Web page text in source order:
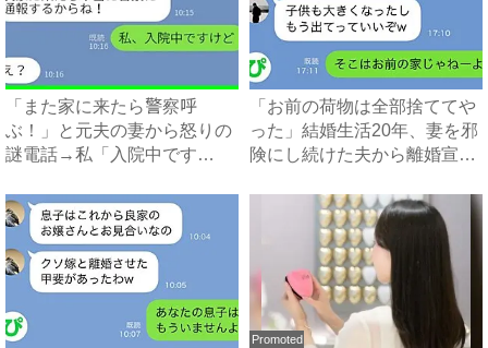
「また家に来たら警察呼
ぶ！」と元夫の妻から怒りの
謎電話→私「入院中です
「お前の荷物は全部捨ててや
った」結婚生活20年、妻を邪
険にし続けた夫から離婚宣
Promoted